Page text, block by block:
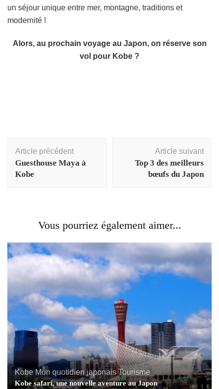
un séjour unique entre mer, montagne, traditions et
modernité !
Alors, au prochain voyage au Japon, on réserve son
vol pour Kobe ?
d'article
Article précédent
Guesthouse Maya à
Kobe
Article suivant
Top 3 des meilleurs
bœufs du Japon
Vous pourriez également aimer...
Kobe Mon quotidien japonais Tourisme
Kobe safari, une nouvelle aventure au Japon